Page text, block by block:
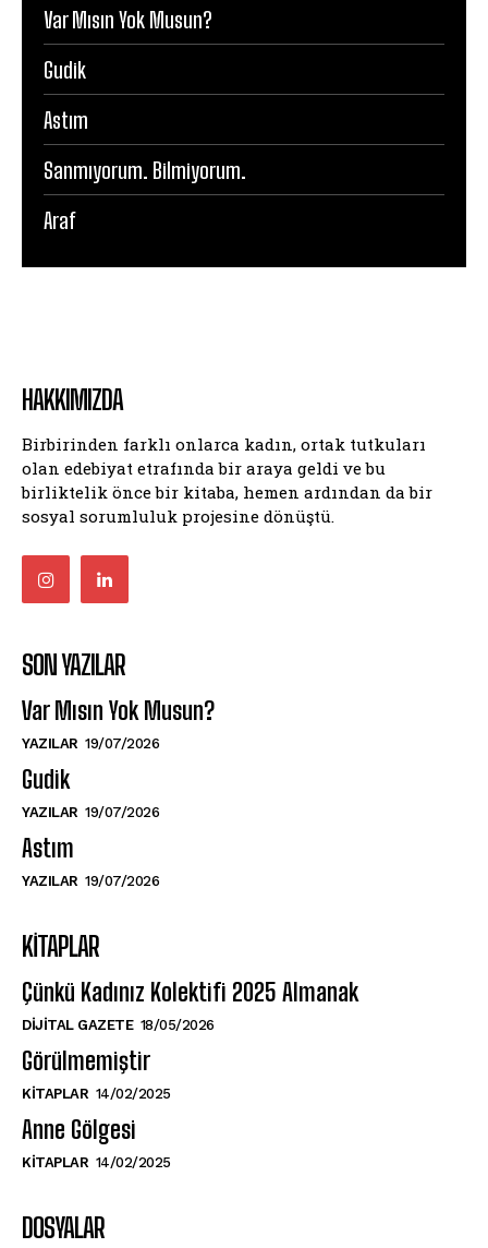
Var Mısın Yok Musun?
Gudik
Astım
Sanmıyorum. Bilmiyorum.
Araf
HAKKIMIZDA
Birbirinden farklı onlarca kadın, ortak tutkuları
olan edebiyat etrafında bir araya geldi ve bu
birliktelik önce bir kitaba, hemen ardından da bir
sosyal sorumluluk projesine dönüştü.
SON YAZILAR
Var Mısın Yok Musun?
YAZILAR 19/07/2026
Gudik
YAZILAR 19/07/2026
Astım
YAZILAR 19/07/2026
KITAPLAR
Çünkü Kadınız Kolektifi 2025 Almanak
DIJITAL GAZETE 18/05/2026
Görülmemiştir
KITAPLAR 14/02/2025
Anne Gölgesi
KITAPLAR 14/02/2025
DOSYALAR